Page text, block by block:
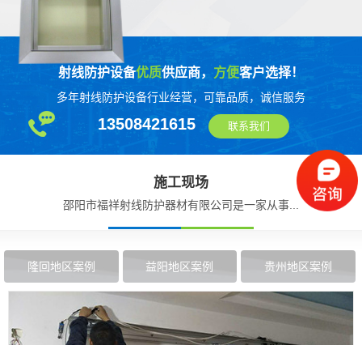
射线防护设备优质供应商， 方便客户选择！
多年射线防护设备行业经营，可靠品质，诚信服务
13508421615 联系我们
施工现场
邵阳市福祥射线防护器材有限公司是一家从事...
隆回地区案例 益阳地区案例 贵州地区案例